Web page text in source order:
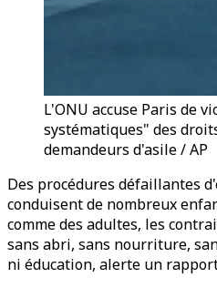
L'ONU accuse Paris de
systématiques" des
demandeurs d'asile / AP
Des procédures défaillantes
conduisent de nombreux
comme des adultes, les
sans abri, sans nourriture,
ni éducation, alerte un